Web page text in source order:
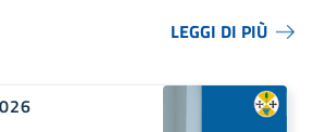
LEGGI DI PIÙ